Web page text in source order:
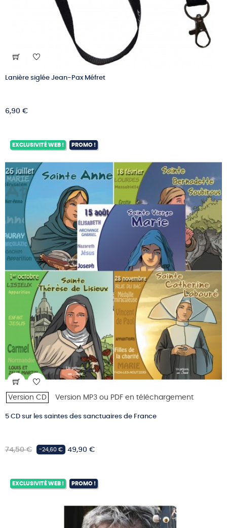
Lanière siglée Jean-Pax Méfret
Prix
6,90 €
EXCLUSIVITÉ WEB ! PROMO !
Version CD Version MP3 ou PDF en téléchargement
5 CD sur les saintes des sanctuaires de France
Prix
74,50 € -24,60 € Prix
49,90 €
EXCLUSIVITÉ WEB ! PROMO !